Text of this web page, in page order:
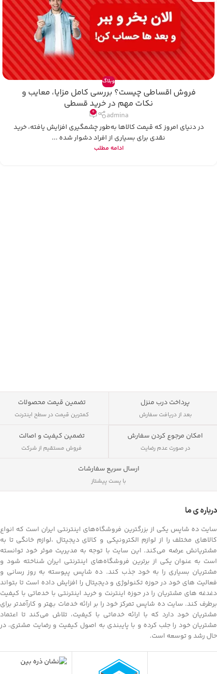
وبلاگ
فروش اقساطی چیست؟ بررسی کامل مزایا، معایب و
نکات مهم در خرید قسطی
admina
0
در دنیای امروز که قیمت کالاها به‌طور چشمگیری افزایش یافته، خرید
نقدی برای بسیاری از افراد دشوار شده ...
ادامه مطلب
پرداخت درب منزل
بعد از دریافت سفارش
تضمین قیمت محصولات
کمترین قیمت در سطح اینترنت
امکان مرجوع کردن سفارش
در صورت عدم رضایت
تضمین کیفیت و اصالت
فروش مستقیم از شرکت
ارسال سریع سفارشات
با پست پیشتاز
درباره ی ما
سایت ده شاپس یکی از بزرگترین فروشگاه‌های اینترنتی ایران است که انواع
کالاهای مختلف را از لوازم الکترونیکی و کالای دیجیتال ،لوازم خانگی تا به
مشتریانش عرضه می‌کند. این سایت با توجه به مدیریت موثر خود توانسته
است به عنوان یکی از برترین فروشگاه‌های اینترنتی ایران شناخته شود و
مشتریان بسیاری را به خود جذب کند. ده شاپس پیوسته به روز رسانی و
فعالیت های خود در حوزه تکنولوژی و دیجیتال را افزایش داده است تا بتواند
دغدغه های مشتریان را در حوزه اینترنت و خرید اینترنتی با خدماتی با کیفیت
برطرف کند. سایت ده شاپس تمرکز خود را بر ارائه خدمات بهتر و کارآمدتر برای
مشتریان خود دارد که با ارائه خدماتی با کیفیت، تلاش می‌کند تا اعتماد
مشتریان خود را جلب کرده و با پایبندی به اصول کیفیت و رضایت مشتری، در
حال رشد و توسعه است.